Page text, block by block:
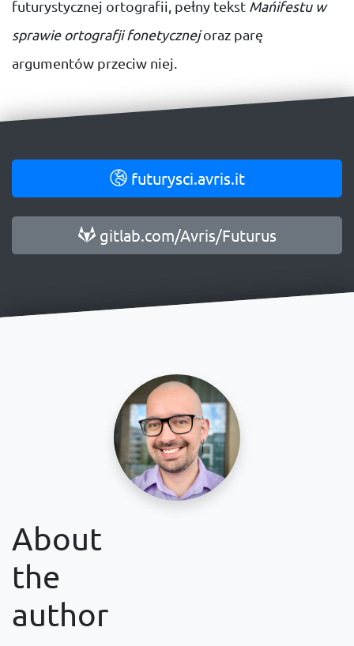
futurystycznej ortografii, pełny tekst Mańifestu w
sprawie ortografji fonetycznejoraz parę
argumentów przeciw niej.
futurysci.avris.it
gitlab.com/Avris/Futurus
About
the
author